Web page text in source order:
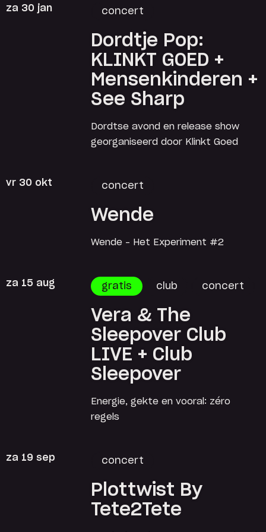
za 30 jan concert
Dordtje Pop:
KLINKT GOED +
Mensenkinderen +
See Sharp
Dordtse avond en release show
georganiseerd door Klinkt Goed
vr 30 okt concert
Wende
Wende – Het Experiment #2
za 15 aug gratis club concert
Vera & The
Sleepover Club
LIVE + Club
Sleepover
Energie, gekte en vooral: zéro
regels
za 19 sep concert
Plottwist By
Tete2Tete